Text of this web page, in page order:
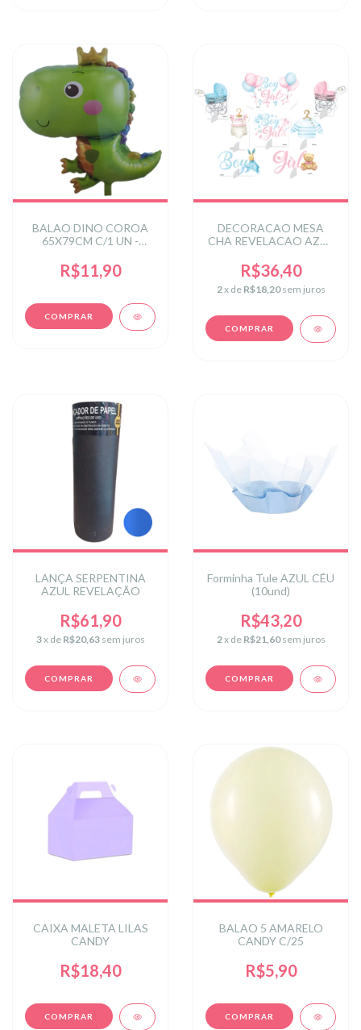
BALAO DINO COROA
65X79CM C/1 UN -
R$11,90
DECORACAO MESA
CHA REVELACAO AZUL
R$36,40
2x de R$18,20 sem juros
LANÇA SERPENTINA
AZUL REVELAÇÃO
R$61,90
3x de R$20,63 sem juros
Forminha Tule AZUL CÉU
(10und)
R$43,20
2x de R$21,60 sem juros
CAIXA MALETA LILAS
CANDY
R$18,40
BALAO 5 AMARELO
CANDY C/25
R$5,90